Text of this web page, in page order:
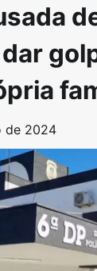
de 2024